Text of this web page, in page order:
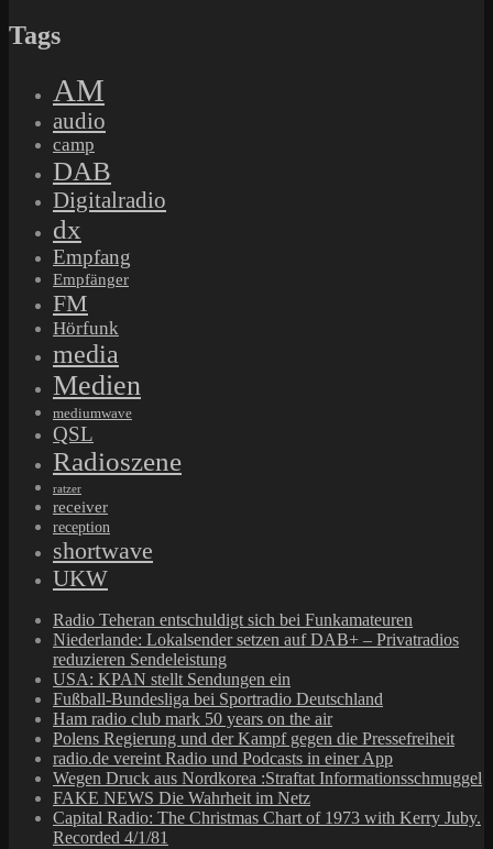
Tags
AM
audio
camp
DAB
Digitalradio
dx
Empfang
Empfänger
FM
Hörfunk
media
Medien
mediumwave
QSL
Radioszene
ratzer
receiver
reception
shortwave
UKW
Radio Teheran entschuldigt sich bei Funkamateuren
Niederlande: Lokalsender setzen auf DAB+ – Privatradios
reduzieren Sendeleistung
USA: KPAN stellt Sendungen ein
Fußball-Bundesliga bei Sportradio Deutschland
Ham radio club mark 50 years on the air
Polens Regierung und der Kampf gegen die Pressefreiheit
radio.de vereint Radio und Podcasts in einer App
Wegen Druck aus Nordkorea :Straftat Informationsschmuggel
FAKE NEWS Die Wahrheit im Netz
Capital Radio: The Christmas Chart of 1973 with Kerry Juby.
Recorded 4/1/81